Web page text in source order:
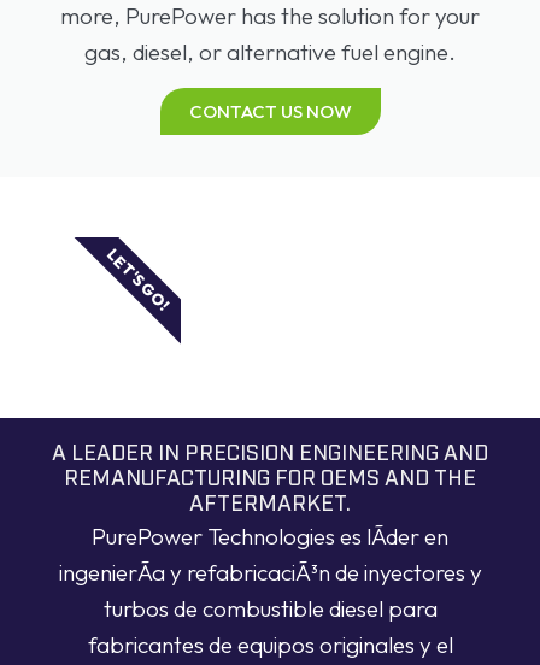
more, PurePower has the solution for your
gas, diesel, or alternative fuel engine.
CONTACT US NOW
LET'S GO!
A LEADER IN PRECISION ENGINEERING AND
REMANUFACTURING FOR OEMS AND THE
AFTERMARKET.
PurePower Technologies es lÃ­der en
ingenierÃ­a y refabricaciÃ³n de inyectores y
turbos de combustible diesel para
fabricantes de equipos originales y el